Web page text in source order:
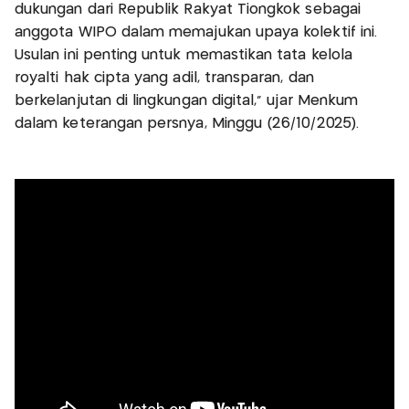
dukungan dari Republik Rakyat Tiongkok sebagai
anggota WIPO dalam memajukan upaya kolektif ini.
Usulan ini penting untuk memastikan tata kelola
royalti hak cipta yang adil, transparan, dan
berkelanjutan di lingkungan digital,” ujar Menkum
dalam keterangan persnya, Minggu (26/10/2025).